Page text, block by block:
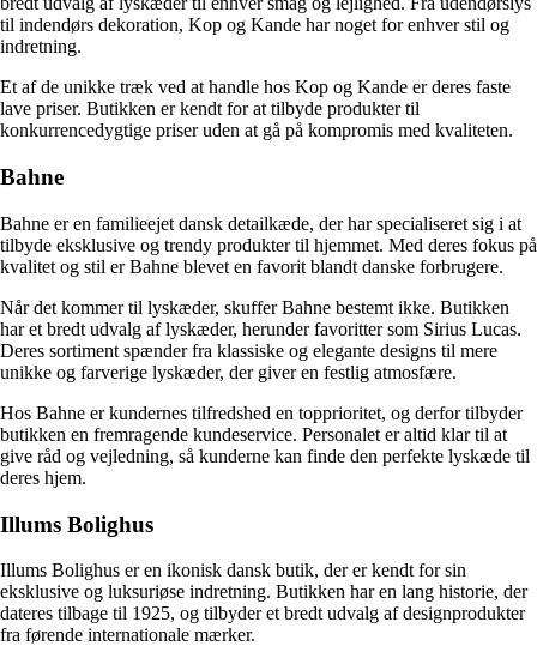
til indendørs dekoration, Kop og Kande har noget for enhver stil og
indretning.
Et af de unikke træk ved at handle hos Kop og Kande er deres faste
lave priser. Butikken er kendt for at tilbyde produkter til
konkurrencedygtige priser uden at gå på kompromis med kvaliteten.
Bahne
Bahne er en familieejet dansk detailkæde, der har specialiseret sig i at
tilbyde eksklusive og trendy produkter til hjemmet. Med deres fokus på
kvalitet og stil er Bahne blevet en favorit blandt danske forbrugere.
Når det kommer til lyskæder, skuffer Bahne bestemt ikke. Butikken
har et bredt udvalg af lyskæder, herunder favoritter som Sirius Lucas.
Deres sortiment spænder fra klassiske og elegante designs til mere
unikke og farverige lyskæder, der giver en festlig atmosfære.
Hos Bahne er kundernes tilfredshed en topprioritet, og derfor tilbyder
butikken en fremragende kundeservice. Personalet er altid klar til at
give råd og vejledning, så kunderne kan finde den perfekte lyskæde til
deres hjem.
Illums Bolighus
Illums Bolighus er en ikonisk dansk butik, der er kendt for sin
eksklusive og luksuriøse indretning. Butikken har en lang historie, der
dateres tilbage til 1925, og tilbyder et bredt udvalg af designprodukter
fra førende internationale mærker.